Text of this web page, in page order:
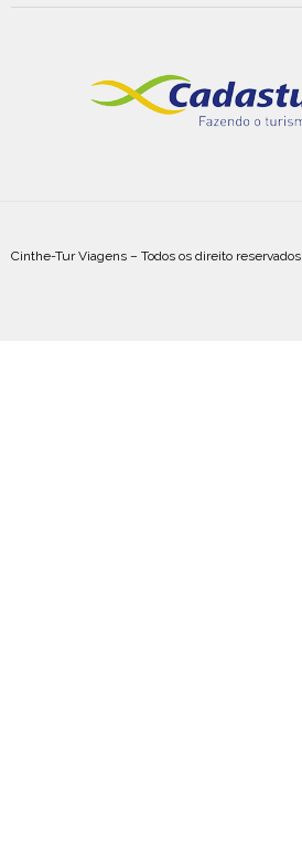
Cinthe-Tur Viagens – Todos os direito reservados